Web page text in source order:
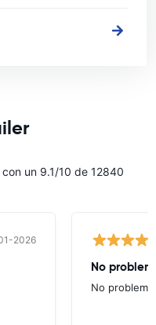
un 9.1/10 de 12840
2026
No
No